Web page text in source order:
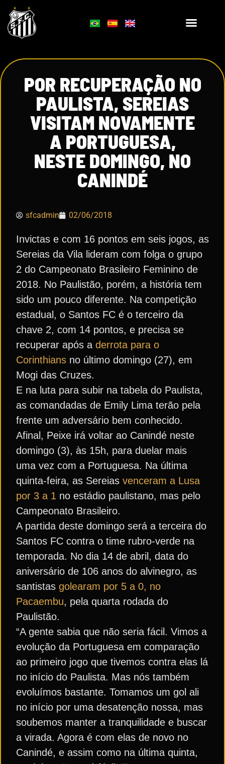
POR RECUPERAÇÃO NO
PAULISTA, SEREIAS
VISITAM NOVAMENTE
A PORTUGUESA,
NESTE DOMINGO, NO
CANINDÉ
sfcadmin 02/06/2018
Invictas e com 16 pontos em seis jogos, as
Sereias da Vila lideram com folga o grupo
2 do Campeonato Brasileiro Feminino de
2018. No Paulistão, porém, a história tem
sido um pouco diferente. Na competição
estadual, o Santos FC é o terceiro da
chave 2, com 14 pontos, e precisa se
recuperar após a derrota para o
Corinthians no último domingo (27), em
Mogi das Cruzes.
E na luta para subir na tabela do Paulista,
as comandadas de Emily Lima terão pela
frente um adversário bem conhecido.
Afinal, Peixe irá voltar ao Canindé neste
domingo (3), às 15h, para duelar mais
uma vez com a Portuguesa. Na última
quinta-feira, as Sereias venceram a Lusa
por 3 a 1 no estádio paulistano, mas pelo
Campeonato Brasileiro.
A partida deste domingo será a terceira do
Santos FC contra o time rubro-verde na
temporada. No dia 14 de abril, data do
aniversário de 106 anos do alvinegro, as
santistas golearam por 5 a 0, no
Pacaembu, pela quarta rodada do
Paulistão.
“A gente sabia que não seria fácil. Vimos a
evolução da Portuguesa em comparação
ao primeiro jogo que tivemos contra elas lá
no início do Paulista. Mas nós também
evoluímos bastante. Tomamos um gol ali
no início por uma desatenção nossa, mas
soubemos manter a tranquilidade e buscar
a virada. Agora é com elas de novo no
Canindé, e assim como na última quinta,